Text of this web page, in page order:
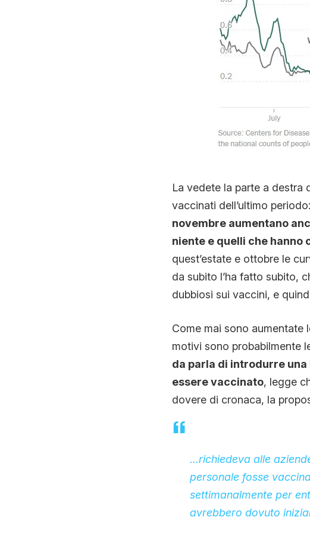
La vedete la parte a destra
vaccinati dell’ultimo periodo:
novembre aumentano
niente e quelli che
quest’estate e ottobre le
da subito l’ha fatto subito,
dubbiosi sui vaccini, e
Come mai sono aumentate
motivi sono probabilmente
da parla di introdurre
essere vaccinato, legge
dovere di cronaca, la
…richiedeva alle
personale fosse
settimanalmente per
avrebbero dovuto